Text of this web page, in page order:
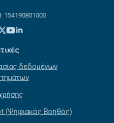
154190801000
δεδομένων
(Ψηφιακός Βοηθός)